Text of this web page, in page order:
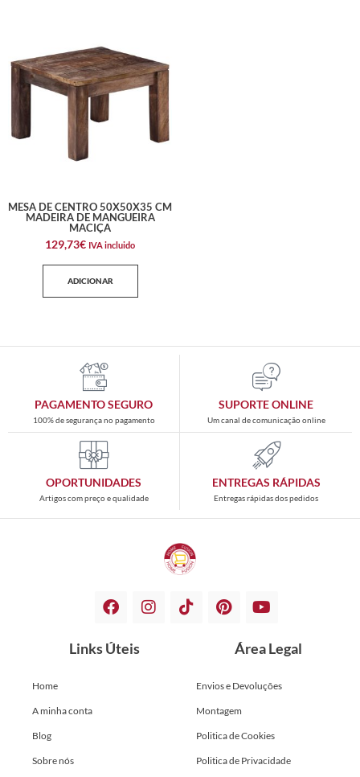
MESA DE CENTRO 50X50X35 CM
MADEIRA DE MANGUEIRA
MACIÇA
129,73€ IVA incluido
ADICIONAR
PAGAMENTO SEGURO
100% de segurança no pagamento
SUPORTE ONLINE
Um canal de comunicação online
OPORTUNIDADES
Artigos com preço e qualidade
ENTREGAS RÁPIDAS
Entregas rápidas dos pedidos
Links Úteis
Home
A minha conta
Blog
Sobre nós
Área Legal
Envios e Devoluções
Montagem
Politica de Cookies
Politica de Privacidade